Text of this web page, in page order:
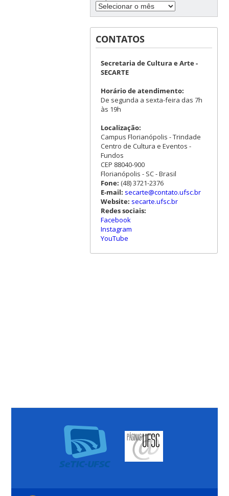
CONTATOS
Secretaria de Cultura e Arte -
SECARTE
Horário de atendimento:
De segunda a sexta-feira das 7h
às 19h
Localização:
Campus Florianópolis - Trindade
Centro de Cultura e Eventos -
Fundos
CEP 88040-900
Florianópolis - SC - Brasil
Fone: (48) 3721-2376
E-mail: secarte@contato.ufsc.br
Website: secarte.ufsc.br
Redes sociais:
Facebook
Instagram
YouTube